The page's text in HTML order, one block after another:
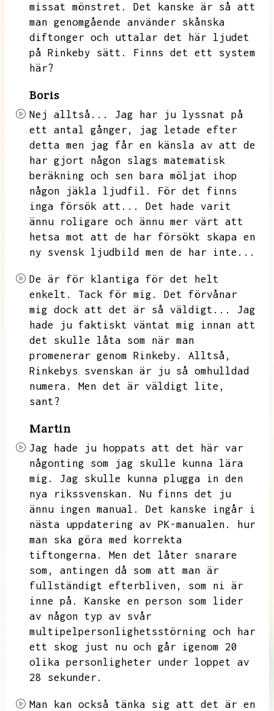
missat mönstret.
Det kanske är så att
man genomgående använder skånska
diftonger och uttalar det här ljudet
på Rinkeby sätt.
Finns det ett system
här?
Boris
Nej alltså...
Jag har ju lyssnat på
ett antal gånger,
jag letade efter
detta men jag får en känsla av att de
har gjort någon slags matematisk
beräkning och sen bara möljat ihop
någon jäkla ljudfil.
För det finns
inga försök att...
Det hade varit
ännu roligare och ännu mer värt att
hetsa mot att de har försökt skapa en
ny svensk ljudbild men de har inte...
De är för klantiga för det helt
enkelt.
Tack för mig.
Det förvånar
mig dock att det är så väldigt...
Jag
hade ju faktiskt väntat mig innan att
det skulle låta som när man
promenerar genom Rinkeby.
Alltså,
Rinkebys svenskan är ju så omhulldad
numera.
Men det är väldigt lite,
sant?
Martin
Jag hade ju hoppats att det här var
någonting som jag skulle kunna lära
mig.
Jag skulle kunna plugga in den
nya rikssvenskan.
Nu finns det ju
ännu ingen manual.
Det kanske ingår i
nästa uppdatering av PK-manualen.
hur
man ska göra med korrekta
tiftongerna.
Men det låter snarare
som,
antingen då som att man är
fullständigt efterbliven,
som ni är
inne på.
Kanske en person som lider
av någon typ av svår
multipelpersonlighetsstörning och har
ett skog just nu och går igenom 20
olika personligheter under loppet av
28 sekunder.
Man kan också tänka sig att det är en